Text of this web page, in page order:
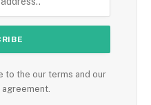
to the our terms and our
agreement.